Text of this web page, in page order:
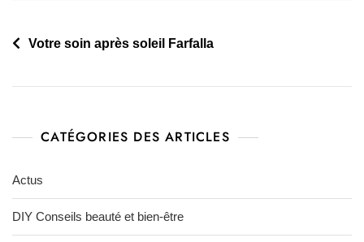
Votre soin après soleil Farfalla
CATÉGORIES DES ARTICLES
Actus
DIY Conseils beauté et bien-être